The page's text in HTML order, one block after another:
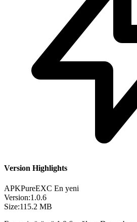
Version Highlights
APKPureEXC En yeni
Version:1.0.6
Size:115.2 MB